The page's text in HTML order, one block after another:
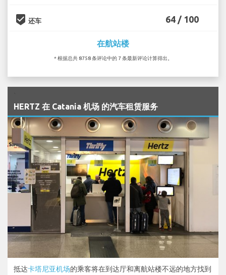
beenhere 还车 64 / 100
在航站楼
* 根据总共 8758 条评论中的 7 条最新评论计算得出。
HERTZ 在 Catania 机场 的汽车租赁服务
抵达卡塔尼亚机场的乘客将在到达厅和离航站楼不远的地方找到